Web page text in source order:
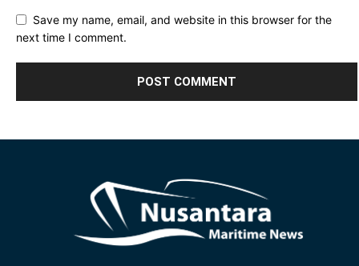
Save my name, email, and website in this browser for the
next time I comment.